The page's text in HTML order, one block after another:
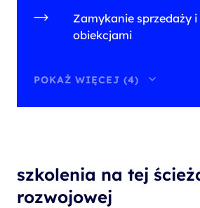
Zamykanie sprzedaży i
obiekcjami
POKAŻ WIĘCEJ (4)
szkolenia na tej
rozwojowej